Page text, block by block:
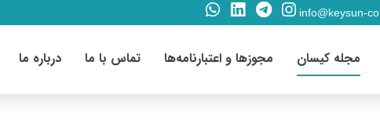
info@keysun-
مجله کیسان مجوزها و اعتبارنامه‌ها تماس با ما درباره ما